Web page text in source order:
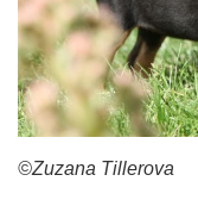
©Zuzana Tillerova